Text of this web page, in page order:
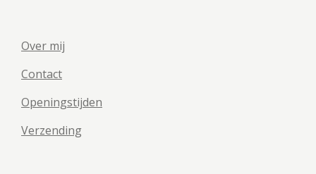
Over mij
Contact
Openingstijden
Verzending